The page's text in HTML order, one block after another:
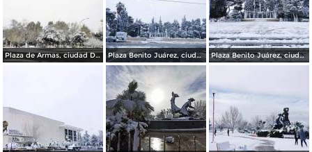
Plaza de Armas, ciudad Delicias. Plaza Benito Juárez, ciudad Delicias Chihuahua. Plaza Benito Juárez, ciudad Delicias.